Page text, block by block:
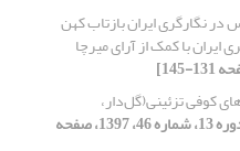
نگارگری ایران بازتاب کهن
ایران با کمک از آرای میرچا
کوفی تزئینی(گل‌دار،
[دوره 13، شماره 46، 1397، صفحه